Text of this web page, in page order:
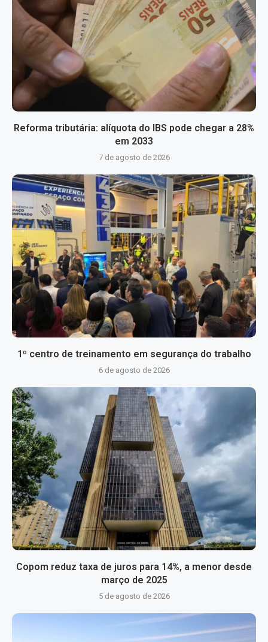
Reforma tributária: alíquota do IBS pode chegar a 28%
em 2033
7 de agosto de 2026
1º centro de treinamento em segurança do trabalho
6 de agosto de 2026
Copom reduz taxa de juros para 14%, a menor desde
março de 2025
5 de agosto de 2026